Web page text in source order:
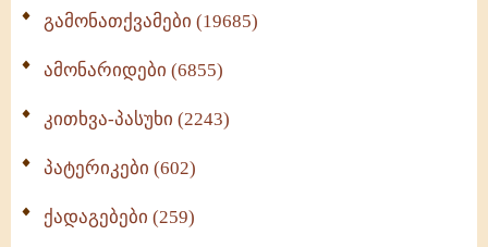
გამონათქვამები (19685)
ამონარიდები (6855)
კითხვა-პასუხი (2243)
პატერიკები (602)
ქადაგებები (259)